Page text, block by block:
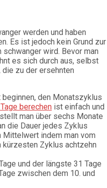
werden und haben
Es ist jedoch kein Grund zur
wird. Bevor man
es sich durch aus, selbst
zu der ersehnten
den Monatszyklus
berechen ist einfach und
man über sechs Monate
die Dauer jedes Zyklus
Mittelwert indem man vom
Zyklus achtzehn
und der längste 31 Tage
zwischen dem 10. und